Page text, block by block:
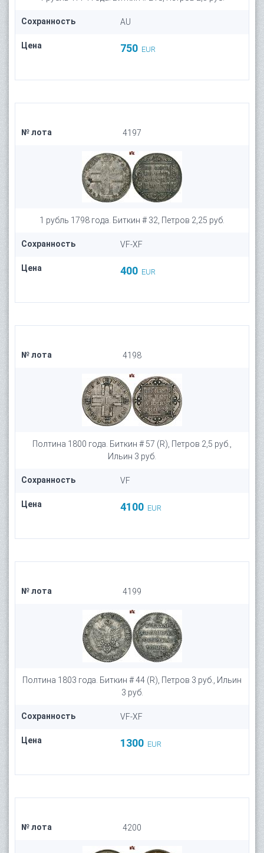
Сохранность AU
Цена 750 EUR
№ лота 4197
1 рубль 1798 года. Биткин # 32, Петров 2,25 руб.
Сохранность VF-XF
Цена 400 EUR
№ лота 4198
Полтина 1800 года. Биткин # 57 (R), Петров 2,5 руб.,
Ильин 3 руб.
Сохранность VF
Цена 4100 EUR
№ лота 4199
Полтина 1803 года. Биткин # 44 (R), Петров 3 руб., Ильин
3 руб.
Сохранность VF-XF
Цена 1300 EUR
№ лота 4200